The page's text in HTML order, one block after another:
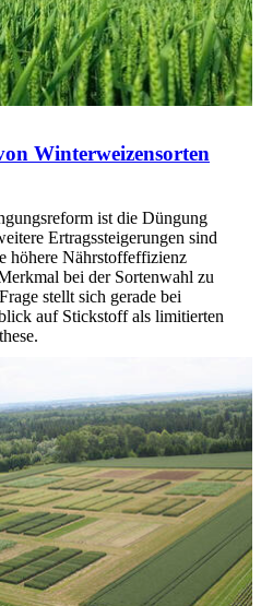
Winterweizensorten
ist die Düngung
Ertragssteigerungen sind
höhere Nährstoffeffizienz
bei der Sortenwahl zu
stellt sich gerade bei
auf Stickstoff als limitierten